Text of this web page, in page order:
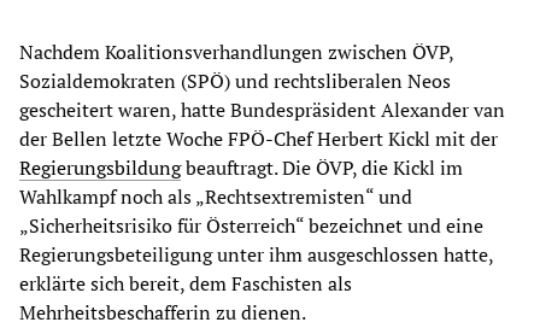
Nachdem Koalitionsverhandlungen zwischen ÖVP,
Sozialdemokraten (SPÖ) und rechtsliberalen Neos
gescheitert waren, hatte Bundespräsident Alexander van
der Bellen letzte Woche FPÖ-Chef Herbert Kickl mit der
Regierungsbildungbeauftragt. Die ÖVP, die Kickl im
Wahlkampf noch als „Rechtsextremisten“ und
„Sicherheitsrisiko für Österreich“ bezeichnet und eine
Regierungsbeteiligung unter ihm ausgeschlossen hatte,
erklärte sich bereit, dem Faschisten als
Mehrheitsbeschafferin zu dienen.